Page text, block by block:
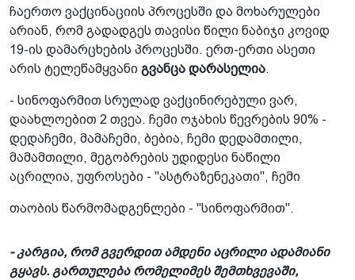
ჩაერთო ვაქცინაციის პროცესში და მოხარულები
არიან, რომ გადადგეს თავისი წილი ნაბიჯი კოვიდ
19-ის დამარცხების პროცესში. ერთ-ერთი ასეთი
არის ტელეწამყვანი გვანცა დარასელია.
- სინოფარმით სრულად ვაქცინირებული ვარ,
დაახლოებით 2 თვეა. ჩემი ოჯახის წევრების 90% -
დედაჩემი, მამაჩემი, ბებია, ჩემი დედამთილი,
მამამთილი, მეგობრების უდიდესი ნაწილი
აცრილია, უფროსები - "ასტრაზენეკათი", ჩემი
თაობის წარმომადგენლები - "სინოფარმით".
- კარგია, რომ გვერდით ამდენი აცრილი ადამიანი
გყავს. გართულება რომელიმეს შემთხვევაში,